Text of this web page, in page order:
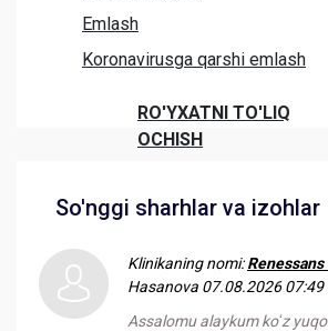
Emlash
Koronavirusga qarshi emlash
RO'YXATNI TO'LIQ
OCHISH
So'nggi sharhlar va izohlar
Klinikaning nomi:
Hasanova 07.08.2026 07:49
Assalomu alaykum koʻz